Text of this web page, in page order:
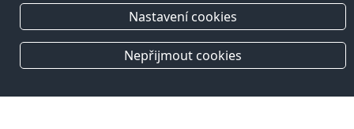
Nastavení cookies
Nepřijmout cookies